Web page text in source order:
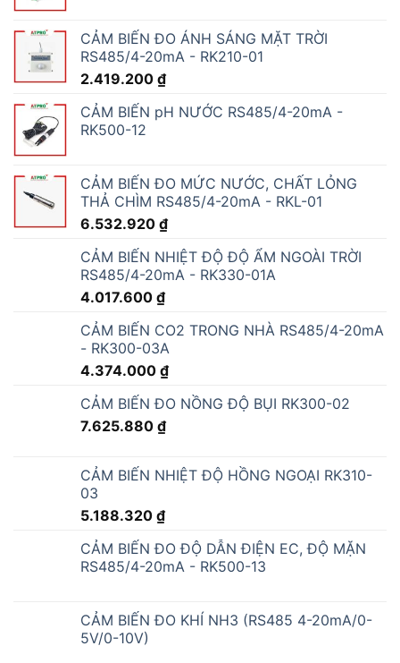
CẢM BIẾN ĐO ÁNH SÁNG MẶT TRỜI
RS485/4-20mA - RK210-01
2.419.200 ₫
CẢM BIẾN pH NƯỚC RS485/4-20mA -
RK500-12
CẢM BIẾN ĐO MỨC NƯỚC, CHẤT LỎNG
THẢ CHÌM RS485/4-20mA - RKL-01
6.532.920 ₫
CẢM BIẾN NHIỆT ĐỘ ĐỘ ẨM NGOÀI TRỜI
RS485/4-20mA - RK330-01A
4.017.600 ₫
CẢM BIẾN CO2 TRONG NHÀ RS485/4-20mA
- RK300-03A
4.374.000 ₫
CẢM BIẾN ĐO NỒNG ĐỘ BỤI RK300-02
7.625.880 ₫
CẢM BIẾN NHIỆT ĐỘ HỒNG NGOẠI RK310-
03
5.188.320 ₫
CẢM BIẾN ĐO ĐỘ DẪN ĐIỆN EC, ĐỘ MẶN
RS485/4-20mA - RK500-13
CẢM BIẾN ĐO KHÍ NH3 (RS485 4-20mA/0-
5V/0-10V)